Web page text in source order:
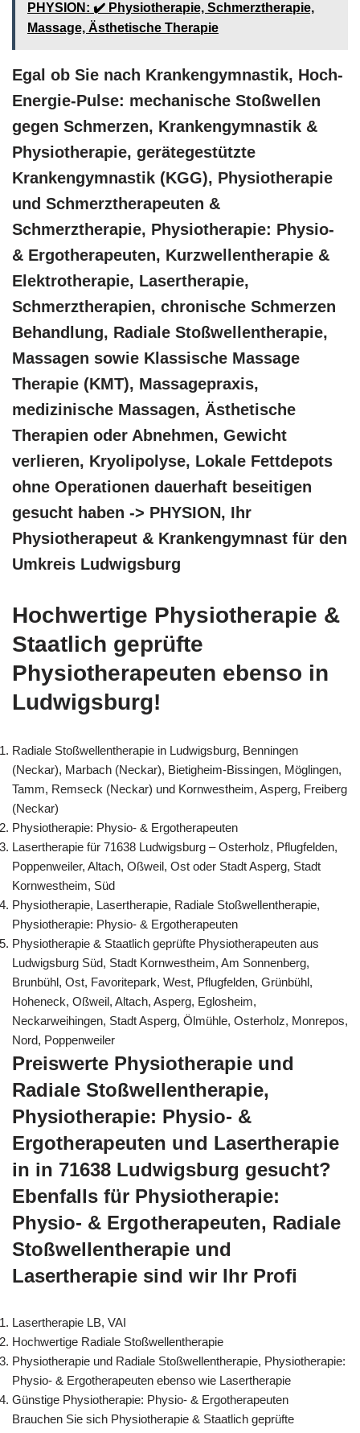
PHYSION: ✔️ Physiotherapie, Schmerztherapie,
Massage, Ästhetische Therapie
Egal ob Sie nach Krankengymnastik, Hoch-
Energie-Pulse: mechanische Stoßwellen
gegen Schmerzen, Krankengymnastik &
Physiotherapie, gerätegestützte
Krankengymnastik (KGG), Physiotherapie
und Schmerztherapeuten &
Schmerztherapie, Physiotherapie: Physio-
& Ergotherapeuten, Kurzwellentherapie &
Elektrotherapie, Lasertherapie,
Schmerztherapien, chronische Schmerzen
Behandlung, Radiale Stoßwellentherapie,
Massagen sowie Klassische Massage
Therapie (KMT), Massagepraxis,
medizinische Massagen, Ästhetische
Therapien oder Abnehmen, Gewicht
verlieren, Kryolipolyse, Lokale Fettdepots
ohne Operationen dauerhaft beseitigen
gesucht haben -> PHYSION, Ihr
Physiotherapeut & Krankengymnast für den
Umkreis Ludwigsburg
Hochwertige Physiotherapie &
Staatlich geprüfte
Physiotherapeuten ebenso in
Ludwigsburg!
Radiale Stoßwellentherapie in Ludwigsburg, Benningen
(Neckar), Marbach (Neckar), Bietigheim-Bissingen, Möglingen,
Tamm, Remseck (Neckar) und Kornwestheim, Asperg, Freiberg
(Neckar)
Physiotherapie: Physio- & Ergotherapeuten
Lasertherapie für 71638 Ludwigsburg – Osterholz, Pflugfelden,
Poppenweiler, Altach, Oßweil, Ost oder Stadt Asperg, Stadt
Kornwestheim, Süd
Physiotherapie, Lasertherapie, Radiale Stoßwellentherapie,
Physiotherapie: Physio- & Ergotherapeuten
Physiotherapie & Staatlich geprüfte Physiotherapeuten aus
Ludwigsburg Süd, Stadt Kornwestheim, Am Sonnenberg,
Brunbühl, Ost, Favoritepark, West, Pflugfelden, Grünbühl,
Hoheneck, Oßweil, Altach, Asperg, Eglosheim,
Neckarweihingen, Stadt Asperg, Ölmühle, Osterholz, Monrepos,
Nord, Poppenweiler
Preiswerte Physiotherapie und
Radiale Stoßwellentherapie,
Physiotherapie: Physio- &
Ergotherapeuten und Lasertherapie
in in 71638 Ludwigsburg gesucht?
Ebenfalls für Physiotherapie:
Physio- & Ergotherapeuten, Radiale
Stoßwellentherapie und
Lasertherapie sind wir Ihr Profi
Lasertherapie LB, VAI
Hochwertige Radiale Stoßwellentherapie
Physiotherapie und Radiale Stoßwellentherapie, Physiotherapie:
Physio- & Ergotherapeuten ebenso wie Lasertherapie
Günstige Physiotherapie: Physio- & Ergotherapeuten
Brauchen Sie sich Physiotherapie & Staatlich geprüfte